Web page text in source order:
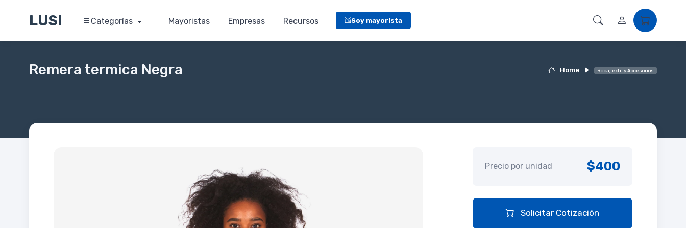
LUSI Categorías Mayoristas Empresas Recursos Soy mayorista
Home Ropa,Textil y Accesorios
Remera termica Negra
Precio por unidad $400
Solicitar Cotización